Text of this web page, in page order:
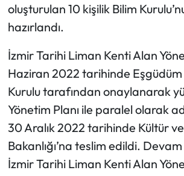
oluşturulan 10 kişilik Bilim
hazırlandı.
İzmir Tarihi Liman Kenti Alan
Haziran 2022 tarihinde
Kurulu tarafından onaylanarak
Yönetim Planı ile paralel olarak
30 Aralık 2022 tarihinde Kültür
Bakanlığı’na teslim edildi.
İzmir Tarihi Liman Kenti Alan